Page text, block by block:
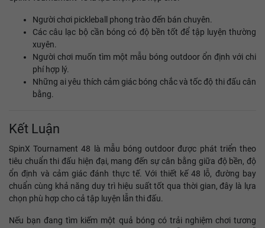
Người chơi pickleball phong trào đến bán chuyên.
Các câu lạc bộ cần bóng có độ bền tốt để tập luyện thường
xuyên.
Người chơi muốn tìm một mẫu bóng outdoor ổn định với chi
phí hợp lý.
Những ai yêu thích cảm giác bóng chắc và tốc độ thi đấu cân
bằng.
Kết Luận
SpinX Tournament 48 là mẫu bóng outdoor được phát triển theo
tiêu chuẩn thi đấu hiện đại, mang đến sự cân bằng giữa độ bền, độ
ổn định và cảm giác đánh thực tế. Với thiết kế 48 lỗ, đường bay
chuẩn cùng khả năng duy trì hiệu suất tốt qua thời gian, đây là lựa
chọn phù hợp cho cả tập luyện lẫn thi đấu.
Nếu bạn đang tìm kiếm một quả bóng có trải nghiệm chơi tương